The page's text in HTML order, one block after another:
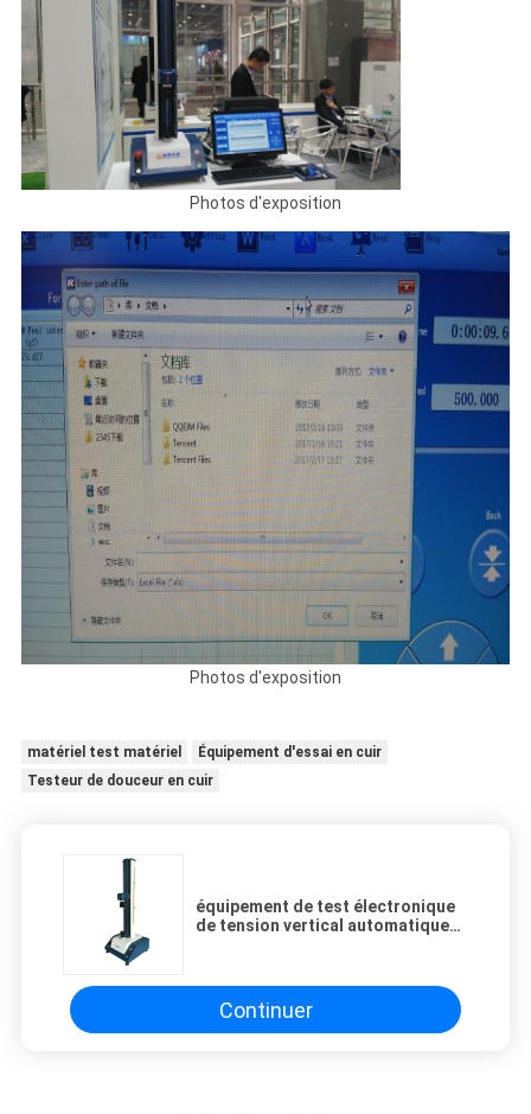
Photos d'exposition
Photos d'exposition
matériel test matériel
Équipement d'essai en cuir
Testeur de douceur en cuir
équipement de test électronique
de tension vertical automatique
Continuer